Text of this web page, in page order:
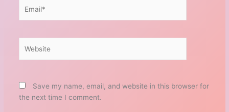
Save my name, email, and website in this browser for
the next time I comment.